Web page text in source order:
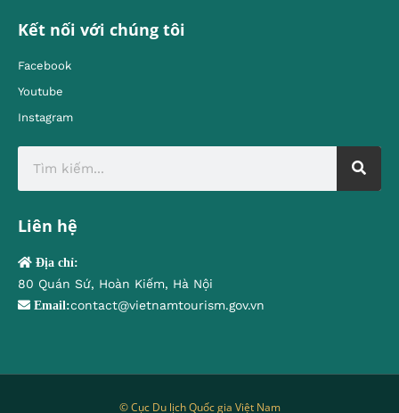
Kết nối với chúng tôi
Facebook
Youtube
Instagram
Liên hệ
Địa chỉ:
80 Quán Sứ, Hoàn Kiếm, Hà Nội
Email:contact@vietnamtourism.gov.vn
© Cục Du lịch Quốc gia Việt Nam